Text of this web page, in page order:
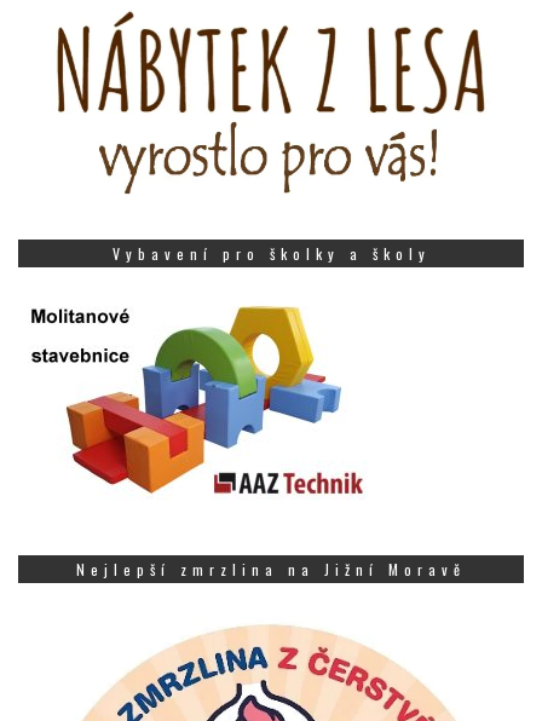
Vybavení pro školky a školy
Nejlepší zmrzlina na Jižní Moravě